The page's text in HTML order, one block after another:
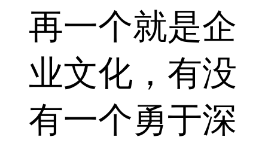
再一个就是企
业文化，有没
有一个勇于深